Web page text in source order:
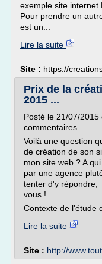
exemple site internet
Pour prendre un
est un...
Lire la suite
Site : https://
Prix de la
2015 ...
Posté le 21/07/
commentaires
Voilà une question
de création de son
mon site web ? A
par une agence
tenter d'y répondre,
vous !
Contexte de l'étude
Lire la suite
Site : http://